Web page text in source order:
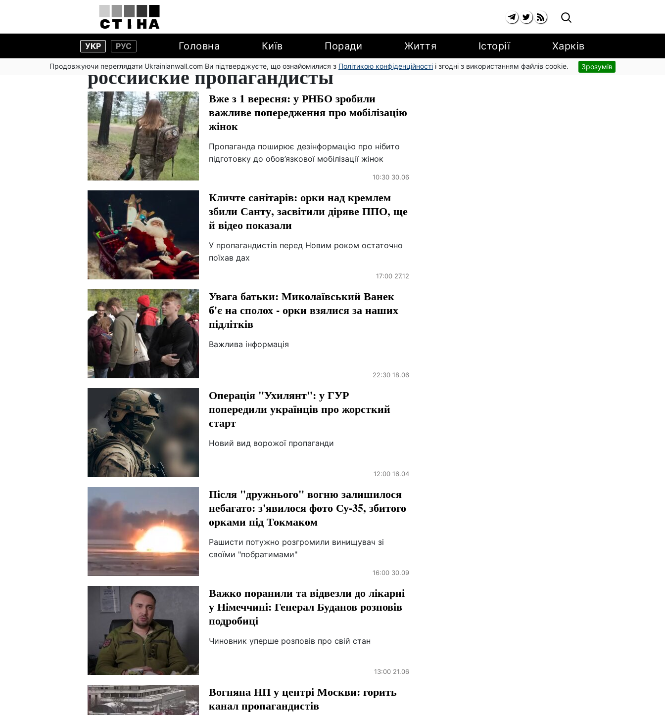
УКР РУС Головна Київ Поради Життя Історії Харків
Продовжуючи переглядати Ukrainianwall.com Ви підтверджуєте, що ознайомилися з Політикою конфіденційності і згодні з використанням файлів cookie. Зрозумів
российские пропагандисты
Вже з 1 вересня: у РНБО зробили
важливе попередження про мобілізацію
жінок
Пропаганда поширює дезінформацію про нібито
підготовку до обов’язкової мобілізації жінок
10:30 30.06
Кличте санітарів: орки над кремлем
збили Санту, засвітили діряве ППО, ще
й відео показали
У пропагандистів перед Новим роком остаточно
поїхав дах
17:00 27.12
Увага батьки: Миколаївський Ванек
б'є на сполох - орки взялися за наших
підлітків
Важлива інформація
22:30 18.06
Операція "Ухилянт": у ГУР
попередили українців про жорсткий
старт
Новий вид ворожої пропаганди
12:00 16.04
Після "дружнього" вогню залишилося
небагато: з'явилося фото Су-35, збитого
орками під Токмаком
Рашисти потужно розгромили винищувач зі
своїми "побратимами"
16:00 30.09
Важко поранили та відвезли до лікарні
у Німеччині: Генерал Буданов розповів
подробиці
Чиновник уперше розповів про свій стан
13:00 21.06
Вогняна НП у центрі Москви: горить
канал пропагандистів